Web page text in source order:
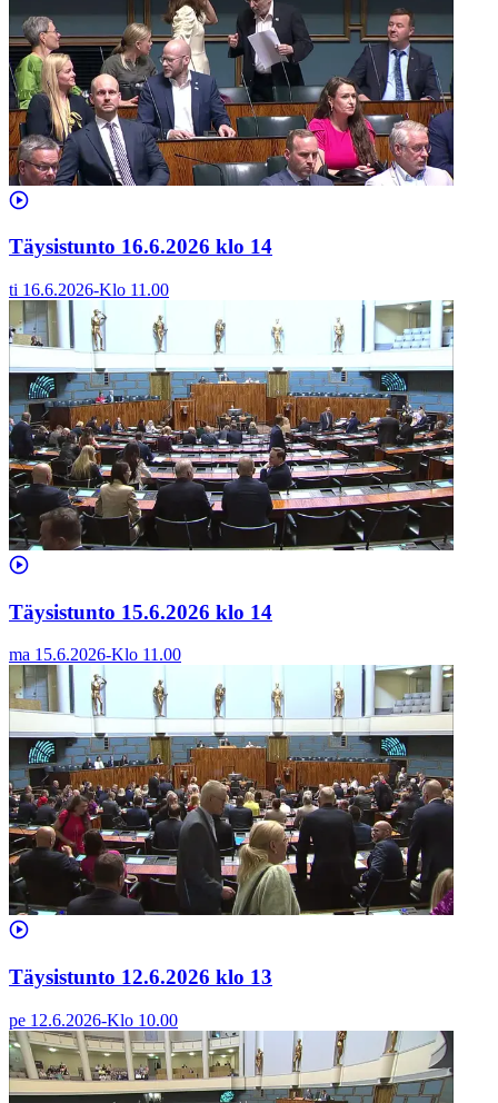
Täysistunto 16.6.2026 klo 14
ti 16.6.2026-Klo 11.00
Täysistunto 15.6.2026 klo 14
ma 15.6.2026-Klo 11.00
Täysistunto 12.6.2026 klo 13
pe 12.6.2026-Klo 10.00